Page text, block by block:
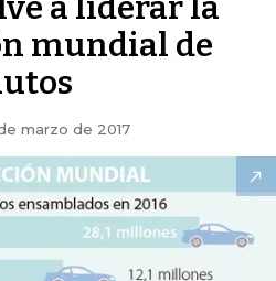
mundial de
marzo de 2017